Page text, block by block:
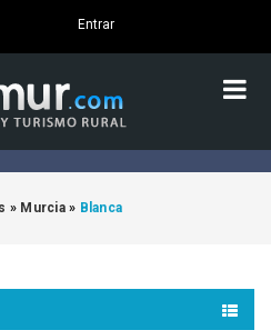
Entrar
» Murcia » Blanca